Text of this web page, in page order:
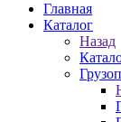
Главная
Каталог
Назад